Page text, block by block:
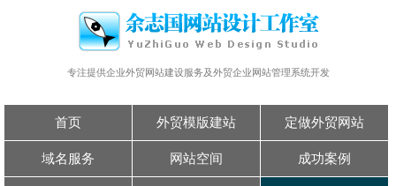
专注提供企业外贸网站建设服务及外贸企业网站管理系统开发
首页 外贸模版建站 定做外贸网站
域名服务 网站空间 成功案例